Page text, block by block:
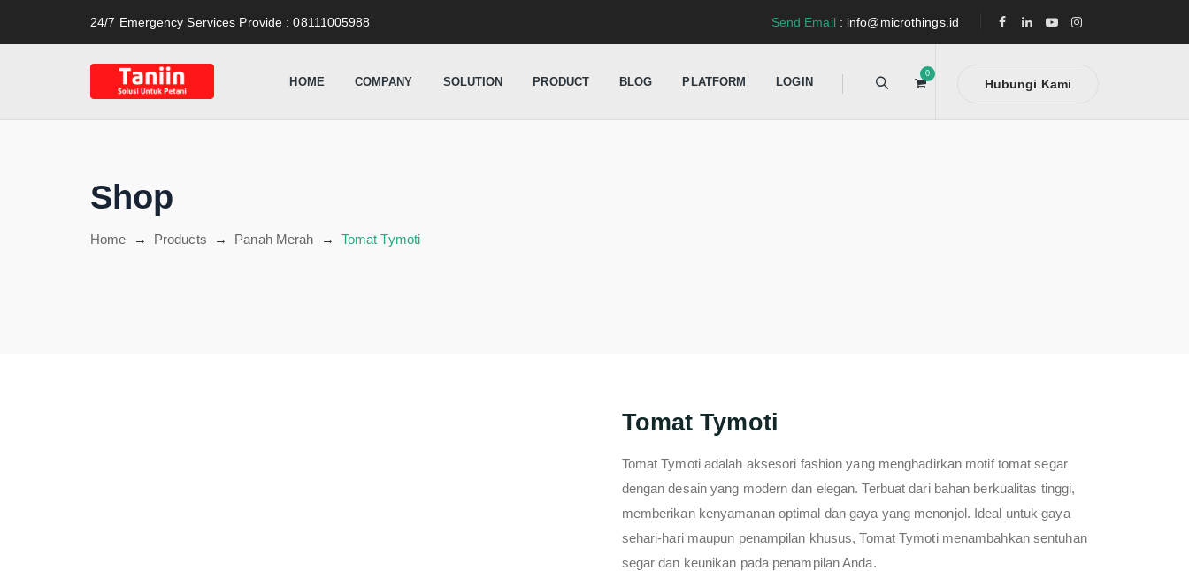
24/7 Emergency Services Provide : 08111005988 Send Email : info@microthings.id
Hubungi Kami
0
HOME COMPANY SOLUTION PRODUCT BLOG PLATFORM LOGIN
Shop
Home → Products → Panah Merah → Tomat Tymoti
Tomat Tymoti
Tomat Tymoti adalah aksesori fashion yang menghadirkan motif tomat segar
dengan desain yang modern dan elegan. Terbuat dari bahan berkualitas tinggi,
memberikan kenyamanan optimal dan gaya yang menonjol. Ideal untuk gaya
sehari-hari maupun penampilan khusus, Tomat Tymoti menambahkan sentuhan
segar dan keunikan pada penampilan Anda.